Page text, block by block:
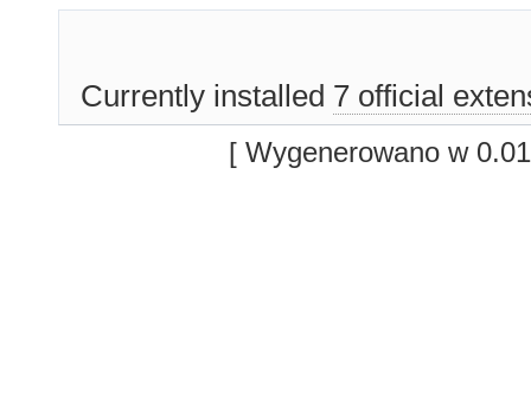
Currently installed 7 official
[ Wygenerowano w